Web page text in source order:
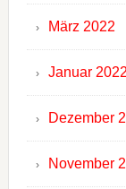
März 2022
Januar 2022
Dezember
November